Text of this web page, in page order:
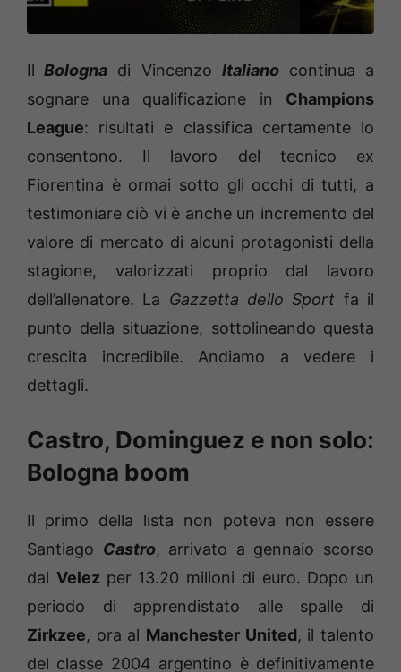
Il Bologna di Vincenzo Italianocontinua a
sognare una qualificazione in Champions
League: risultati e classifica certamente lo
consentono. Il lavoro del tecnico ex
Fiorentina è ormai sotto gli occhi di tutti, a
testimoniare ciò vi è anche un incremento del
valore di mercato di alcuni protagonisti della
stagione, valorizzati proprio dal lavoro
dell’allenatore. La Gazzetta dello Sport fa il
punto della situazione, sottolineando questa
crescita incredibile. Andiamo a vedere i
dettagli.
Castro, Dominguez e non solo:
Bologna boom
Il primo della lista non poteva non essere
Santiago Castro, arrivato a gennaio scorso
dal Velez per 13.20 milioni di euro. Dopo un
periodo di apprendistato alle spalle di
Zirkzee, ora al Manchester United, il talento
del classe 2004 argentino è definitivamente